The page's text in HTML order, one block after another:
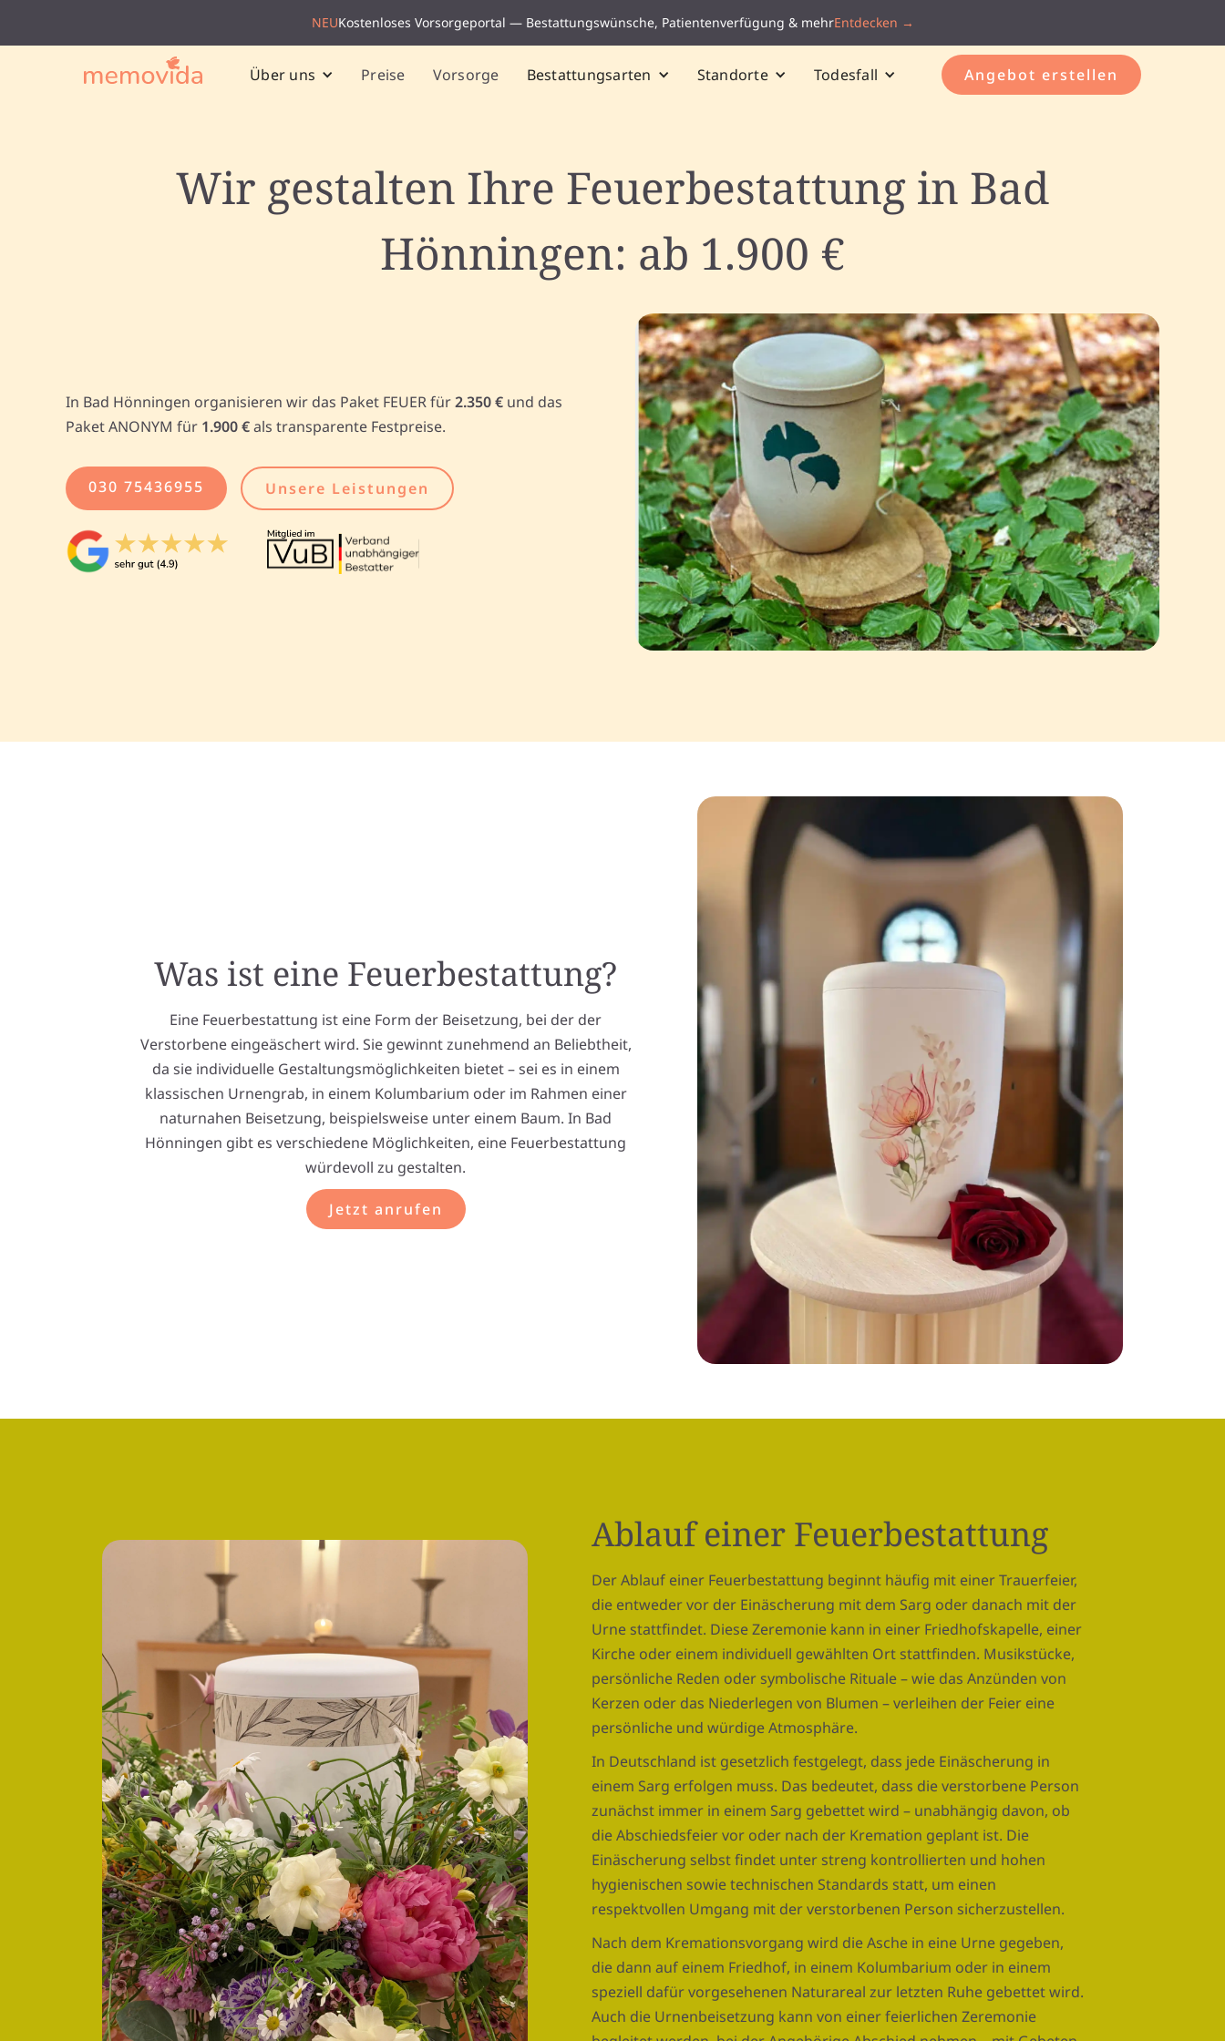
NEUKostenloses Vorsorgeportal — Bestattungswünsche, Patientenverfügung & mehrEntdecken →
Über uns Preise Vorsorge Bestattungsarten Standorte Todesfall Angebot erstellen
Wir gestalten Ihre Feuerbestattung in Bad
Hönningen: ab 1.900 €
In Bad Hönningen organisieren wir das Paket FEUER für2.350 € und das
Paket ANONYM für 1.900 €als transparente Festpreise.
030 75436955 Unsere Leistungen
Was ist eine Feuerbestattung?
Eine Feuerbestattung ist eine Form der Beisetzung, bei der der
Verstorbene eingeäschert wird. Sie gewinnt zunehmend an Beliebtheit,
da sie individuelle Gestaltungsmöglichkeiten bietet – sei es in einem
klassischen Urnengrab, in einem Kolumbarium oder im Rahmen einer
naturnahen Beisetzung, beispielsweise unter einem Baum. In Bad
Hönningen gibt es verschiedene Möglichkeiten, eine Feuerbestattung
würdevoll zu gestalten.
Jetzt anrufen
Ablauf einer Feuerbestattung
Der Ablauf einer Feuerbestattung beginnt häufig mit einer Trauerfeier,
die entweder vor der Einäscherung mit dem Sarg oder danach mit der
Urne stattfindet. Diese Zeremonie kann in einer Friedhofskapelle, einer
Kirche oder einem individuell gewählten Ort stattfinden. Musikstücke,
persönliche Reden oder symbolische Rituale – wie das Anzünden von
Kerzen oder das Niederlegen von Blumen – verleihen der Feier eine
persönliche und würdige Atmosphäre.
In Deutschland ist gesetzlich festgelegt, dass jede Einäscherung in
einem Sarg erfolgen muss. Das bedeutet, dass die verstorbene Person
zunächst immer in einem Sarg gebettet wird – unabhängig davon, ob
die Abschiedsfeier vor oder nach der Kremation geplant ist. Die
Einäscherung selbst findet unter streng kontrollierten und hohen
hygienischen sowie technischen Standards statt, um einen
respektvollen Umgang mit der verstorbenen Person sicherzustellen.
Nach dem Kremationsvorgang wird die Asche in eine Urne gegeben,
die dann auf einem Friedhof, in einem Kolumbarium oder in einem
speziell dafür vorgesehenen Naturareal zur letzten Ruhe gebettet wird.
Auch die Urnenbeisetzung kann von einer feierlichen Zeremonie